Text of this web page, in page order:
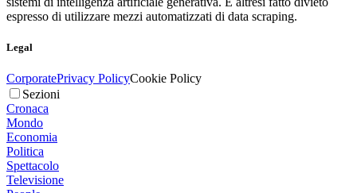
espresso di utilizzare mezzi automatizzati di data scraping.
Legal
CorporatePrivacy PolicyCookie Policy
Sezioni
Cronaca
Mondo
Economia
Politica
Spettacolo
Televisione